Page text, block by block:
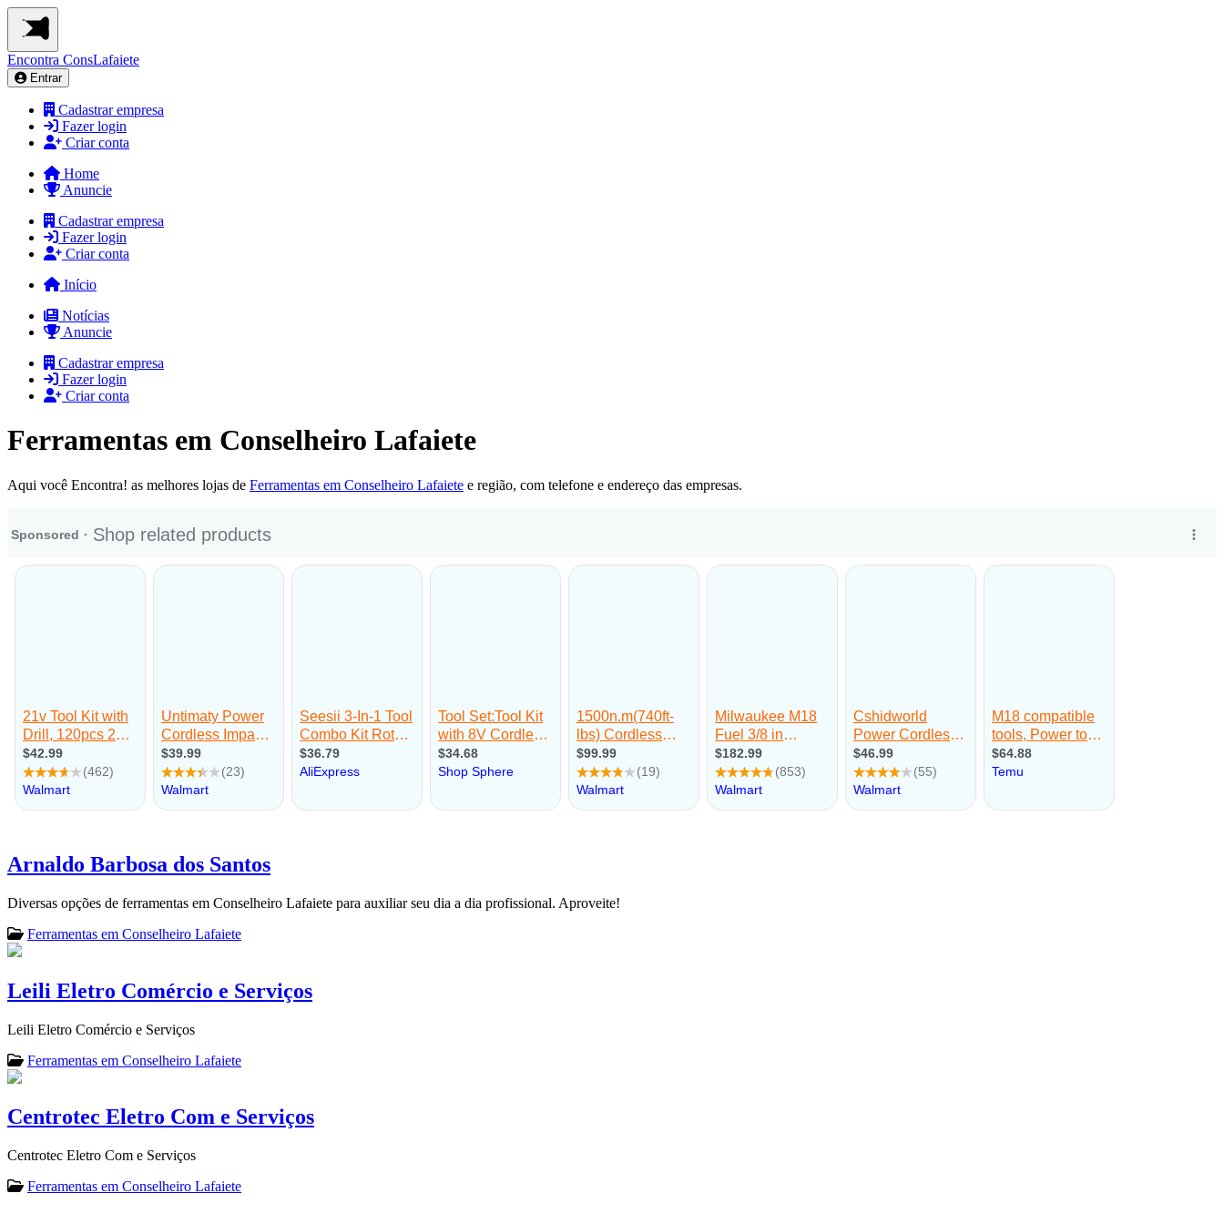
Encontra ConsLafaiete
Entrar
Cadastrar empresa
Fazer login
Criar conta
Home
Anuncie
Cadastrar empresa
Fazer login
Criar conta
Início
Notícias
Anuncie
Cadastrar empresa
Fazer login
Criar conta
Ferramentas em Conselheiro Lafaiete
Aqui você Encontra! as melhores lojas de Ferramentas em Conselheiro Lafaiete e região, com telefone e endereço das empresas.
Arnaldo Barbosa dos Santos
Diversas opções de ferramentas em Conselheiro Lafaiete para auxiliar seu dia a dia profissional. Aproveite!
Ferramentas em Conselheiro Lafaiete
Leili Eletro Comércio e Serviços
Leili Eletro Comércio e Serviços
Ferramentas em Conselheiro Lafaiete
Centrotec Eletro Com e Serviços
Centrotec Eletro Com e Serviços
Ferramentas em Conselheiro Lafaiete